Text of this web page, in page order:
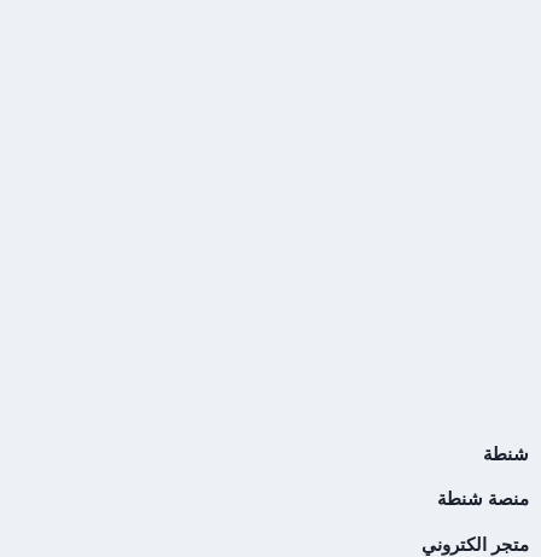
شنطة
منصة شنطة
متجر الكتروني